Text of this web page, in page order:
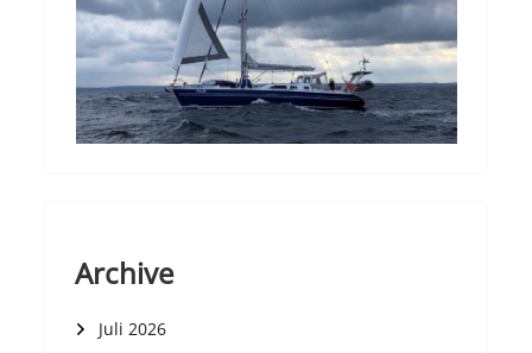
Archive
Juli 2026